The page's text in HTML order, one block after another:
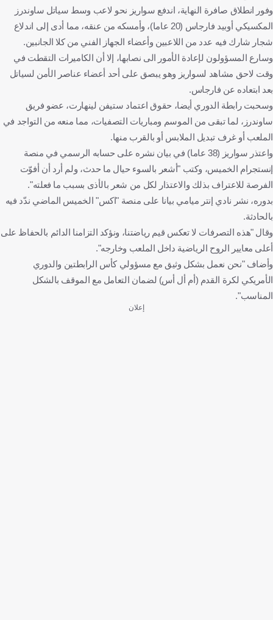
وفور انطلاق صافرة النهاية، اندفع سواريز نحو لاعب وسط سياتل ساوندرز
المكسيكي أوبيد فارجاس (20 عاما)، وأمسكه من عنقه، مما أدى إلى اندلاع
شجار شارك فيه عدد من اللاعبين وأعضاء الجهاز الفني من كلا الجانبين.
وسارع المسؤولون لإعادة الأمور الى نصابها، إلا أن الكاميرات التقطت في
وقت لاحق مشاهد لسواريز وهو يبصق على أحد أعضاء عناصر الأمن لسياتل
بعد ابتعاده عن فارجاس.
وسحبت رابطة الدوري أيضا، حقوق اعتماد ستيفن لينهارت، عضو فريق
ساوندرز، لما تبقى من الموسم ومباريات التصفيات، مما منعه من التواجد في
الملعب أو غرف تبديل الملابس أو بالقرب منها.
واعتذر سواريز (38 عاما) في بيان نشره على حسابه الرسمي في منصة
إنستجرام الخميس، وكتب "أشعر بالسوء حيال ما حدث، ولم أرد أن أفوّت
الفرصة للاعتراف بذلك والاعتذار لكل من شعر بالأذى بسبب ما فعلته".
بدوره، نشر نادي إنتر ميامي بيانا على منصة "اكس" الخميس الماضي ندّد فيه
بالحادثة.
وقال "هذه التصرفات لا تعكس قيم رياضتنا، ونؤكد التزامنا الدائم بالحفاظ على
أعلى معايير الروح الرياضية داخل الملعب وخارجه".
وأضاف "نحن نعمل بشكل وثيق مع مسؤولي كأس الرابطتين والدوري
الأمريكي لكرة القدم (أم أل أس) لضمان التعامل مع الموقف بالشكل
المناسب".
إعلان